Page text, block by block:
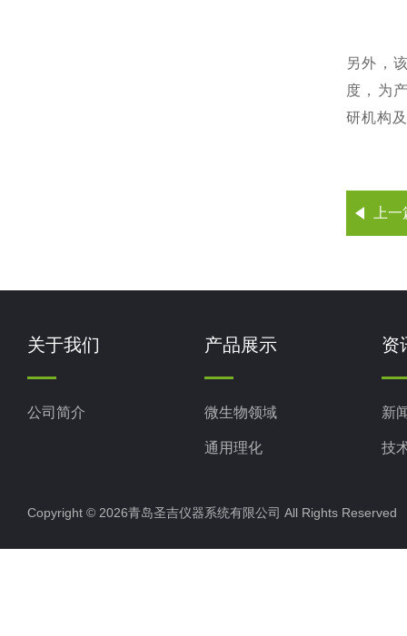
另外，
度，为
研机构
上
关于我们
公司简介
产品展示
微生物领域
通用理化
色谱光谱
实验室仪器设备
资
新
技
Copyright © 2026青岛圣吉仪器系统有限公司 All Rights